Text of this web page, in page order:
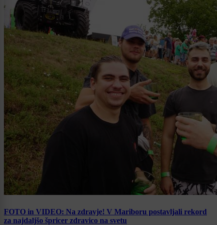
FOTO in VIDEO: Na zdravje! V Mariboru postavljali rekord
za najdaljšo špricer zdravico na svetu